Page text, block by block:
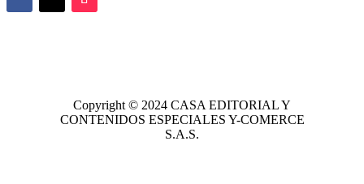
Copyright © 2024 CASA EDITORIALY
CONTENIDOS ESPECIALES Y-COMERCE
S.A.S.